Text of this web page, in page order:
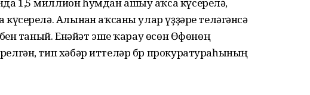
Алынған аҡсаны улар үҙҙәре теләгәнсә
таный. Енәйәт эше ҡарау өсөн Өфөнөң
тип хәбәр иттеләр бр прокуратураһының